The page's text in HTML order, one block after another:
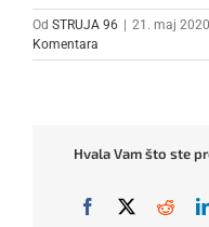
Od STRUJA 96 | 21. maj
Komentara
Hvala Vam što ste
Facebook
X